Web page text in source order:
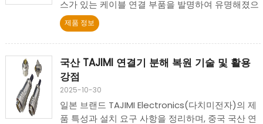
스가 있는 케이블 연결 부품을 발명하여 유명해졌으
며, 장기간 총본사에서 생산 및 연구 개발을 진행하고
있습니다. 그 제품 라인은 케이블 연결 부품, 연결 부
품 구성 요소, 케이블 조정 장비 등으로, 산업 배전 및
케이블 처리에 널리 사용됩니다.
제품 정보
국산 TAJIMI 연결기 분해 복원 기술 및 활용
강점
2025-10-30
일본 브랜드 TAJIMI Electronics(다치미전자)의 제
품 특성과 설치 요구 사항을 정리하며, 중국 국산 연